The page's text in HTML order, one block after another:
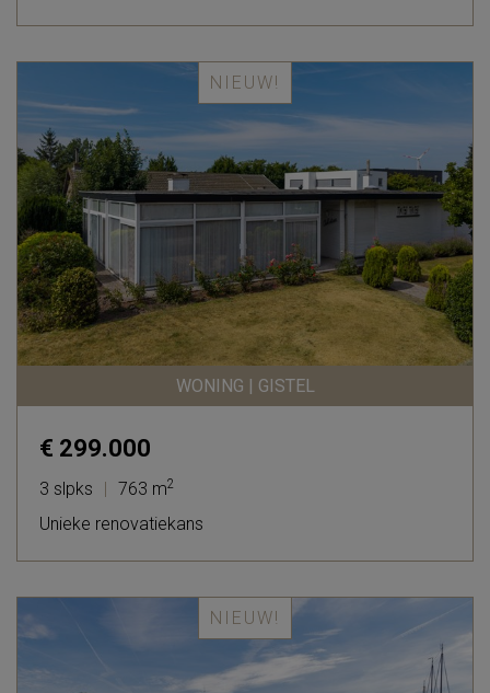
NIEUW!
WONING | GISTEL
€ 299.000
3 slpks 763 m2
Unieke renovatiekans
NIEUW!